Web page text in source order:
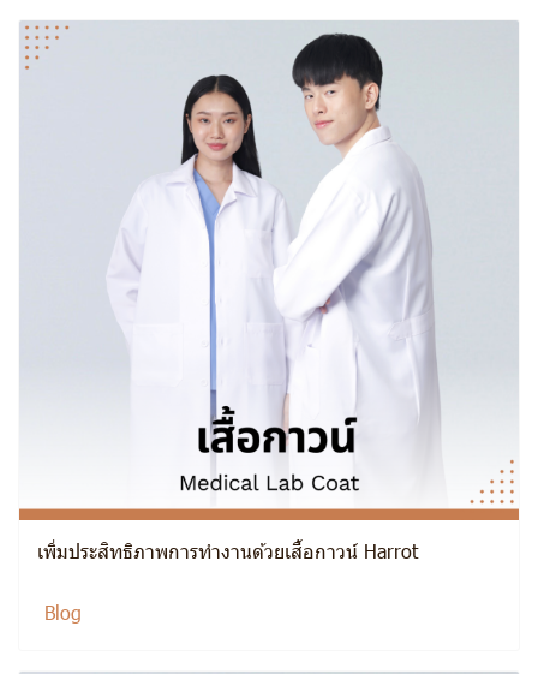
เพิ่มประสิทธิภาพการทำงานด้วยเสื้อกาวน์ Harrot
Blog